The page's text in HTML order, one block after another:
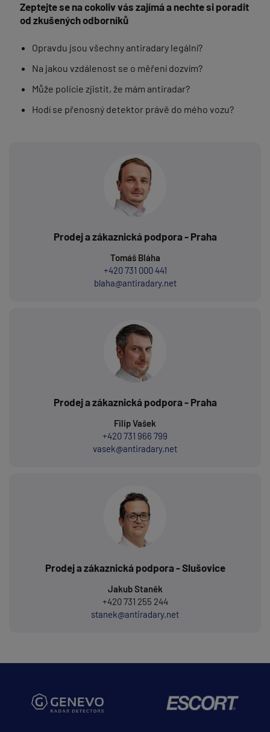
Zeptejte se na cokoliv vás zajímá a nechte si poradit
od zkušených odborníků
Opravdu jsou všechny antiradary legální?
Na jakou vzdálenost se o měření dozvím?
Může policie zjistit, že mám antiradar?
Hodí se přenosný detektor právě do mého vozu?
Prodej a zákaznická podpora - Praha
Tomáš Bláha
+420 731 000 441
blaha@antiradary.net
Prodej a zákaznická podpora - Praha
Filip Vašek
+420 731 966 799
vasek@antiradary.net
Prodej a zákaznická podpora - Slušovice
Jakub Staněk
+420 731 255 244
stanek@antiradary.net